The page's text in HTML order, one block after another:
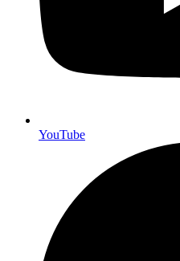
YouTube